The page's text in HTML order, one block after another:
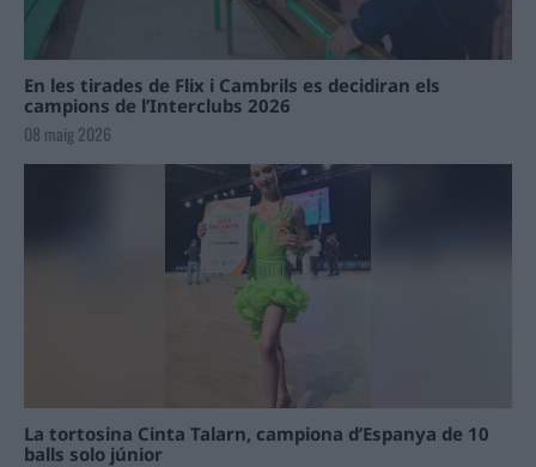
En les tirades de Flix i Cambrils es decidiran els
campions de l’Interclubs 2026
08 maig 2026
La tortosina Cinta Talarn, campiona d’Espanya de 10
balls solo júnior